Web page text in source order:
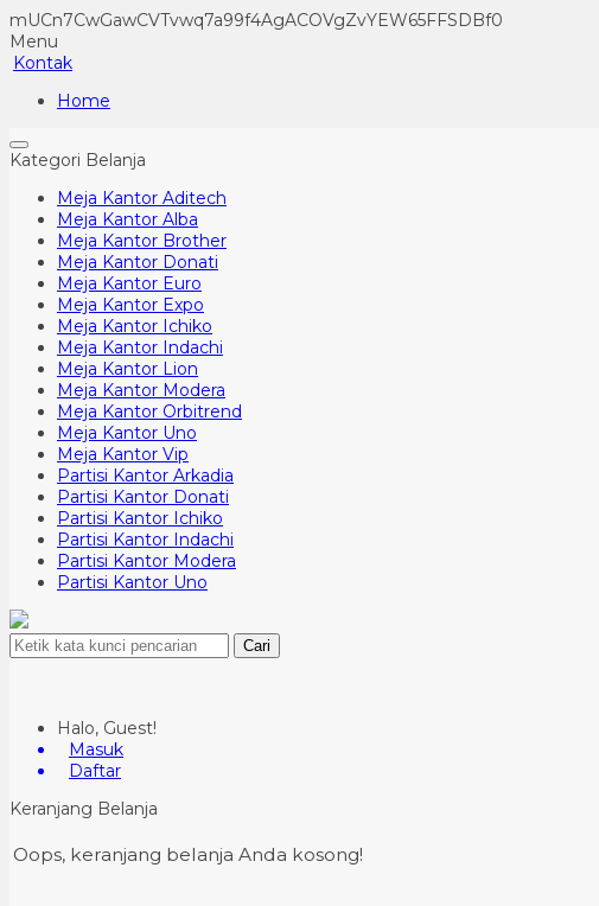
mUCn7CwGawCVTvwq7a99f4AgACOVgZvYEW65FFSDBf0
Menu
Kontak
Home
Kategori Belanja
Meja Kantor Aditech
Meja Kantor Alba
Meja Kantor Brother
Meja Kantor Donati
Meja Kantor Euro
Meja Kantor Expo
Meja Kantor Ichiko
Meja Kantor Indachi
Meja Kantor Lion
Meja Kantor Modera
Meja Kantor Orbitrend
Meja Kantor Uno
Meja Kantor Vip
Partisi Kantor Arkadia
Partisi Kantor Donati
Partisi Kantor Ichiko
Partisi Kantor Indachi
Partisi Kantor Modera
Partisi Kantor Uno
Cari
Halo, Guest!
Masuk
Daftar
Keranjang Belanja
Oops, keranjang belanja Anda kosong!